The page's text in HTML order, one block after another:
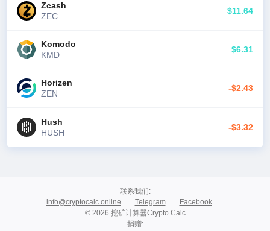
Zcash
ZEC
$11.64
Komodo
KMD
$6.31
Horizen
ZEN
-$2.43
Hush
HUSH
-$3.32
联系我们:
info@cryptocalc.online
Telegram
Facebook
© 2026 挖矿计算器Crypto Calc
捐赠: